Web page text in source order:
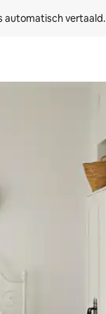
automatisch vertaald.
omhoog en